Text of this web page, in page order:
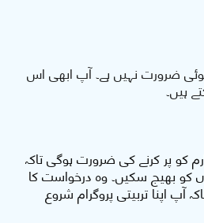
ضرورت نہیں ہے۔ آپ ابھی اس
ہیں۔
کو پر کرنے کی ضرورت ہوگی تاکہ
کو بھیج سکیں۔ وہ درخواست کا
آپ اپنا تربیتی پروگرام شروع